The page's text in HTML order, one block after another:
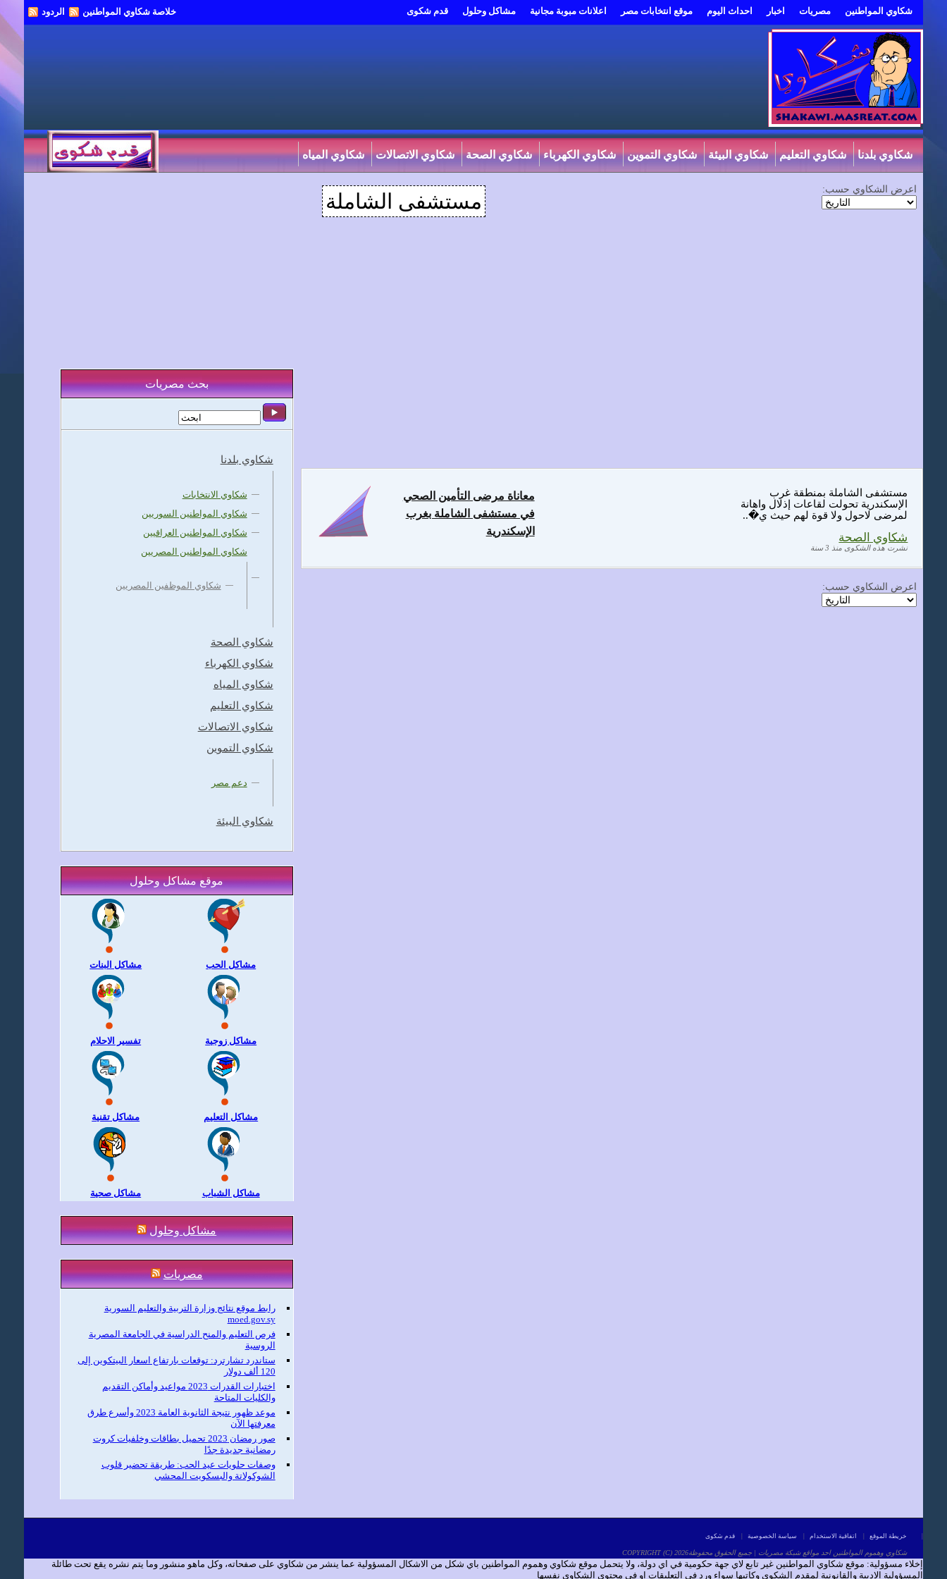
شكاوي المواطنين مصريات اخبار احداث اليوم موقع انتخابات مصر اعلانات مبوبة مجانية مشاكل وحلول قدم شكوى خلاصة شكاوي المواطنين الردود
شكاوي بلدنا شكاوي التعليم شكاوي البيئة شكاوي التموين شكاوي الكهرباء شكاوي الصحة شكاوي الاتصالات شكاوي المياه
مستشفى الشاملة
اعرض الشكاوي حسب:
مستشفى الشاملة بمنطقة غرب
الإسكندرية تحولت لقاعات إذلال واهانة
لمرضى لاحول ولا قوة لهم حيث ي�..
شكاوي الصحة
معاناة مرضى التأمين الصحي
في مستشفى الشاملة بغرب
الإسكندرية
نشرت هذه الشكوى منذ 3 سنة
اعرض الشكاوي حسب:
بحث مصريات
شكاوي بلدنا
شكاوي الانتخابات
شكاوي المواطنين السوريين
شكاوي المواطنين العراقيين
شكاوي المواطنين المصريين
شكاوي الموظفين المصريين
شكاوي الصحة
شكاوي الكهرباء
شكاوي المياه
شكاوي التعليم
شكاوي الاتصالات
شكاوي التموين
دعم مصر
شكاوي البيئة
موقع مشاكل وحلول
مشاكل البنات مشاكل الحب
تفسير الاحلام مشاكل زوجية
مشاكل تقنية مشاكل التعليم
مشاكل صحية مشاكل الشباب
مشاكل وحلول
مصريات
رابط موقع نتائج وزارة التربية والتعليم السورية
moed.gov.sy
فرص التعليم والمنح الدراسية في الجامعة المصرية
الروسية
ستاندرد تشارترد: توقعات بارتفاع اسعار البيتكوين إلى
120 ألف دولار
اختبارات القدرات 2023 مواعيد وأماكن التقديم
والكليات المتاحة
موعد ظهور نتيجة الثانوية العامة 2023 وأسرع طرق
معرفتها الآن
صور رمضان 2023 تحميل بطاقات وخلفيات كروت
رمضانية جديدة جدًا
وصفات حلويات عيد الحب: طريقة تحضير قلوب
الشوكولاتة والبسكويت المحشي
خريطة الموقع اتفاقية الاستخدام سياسة الخصوصية قدم شكوى
COPYRIGHT (C) 2026شكاوي وهموم المواطنين احد مواقع شبكة مصريات | جميع الحقوق محفوظة
إخلاء مسؤولية: موقع شكاوي المواطنين غير تابع لاي جهة حكومية في اي دولة، ولا يتحمل موقع شكاوي وهموم المواطنين باي شكل من الاشكال المسؤولية عما ينشر من شكاوي على صفحاته، وكل ماهو منشور وما يتم نشره يقع تحت طائلة
المسؤولية الادبية والقانونية لمقدم الشكوى وكاتبها سواء ورد في التعليقات او في محتوى الشكاوي نفسها